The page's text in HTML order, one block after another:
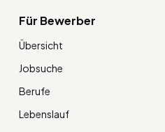
Für Bewerber
Übersicht
Jobsuche
Berufe
Lebenslauf